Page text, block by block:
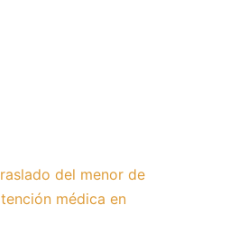
del menor de
médica en